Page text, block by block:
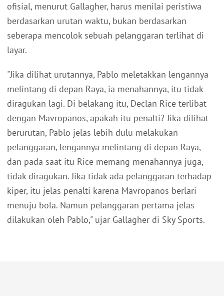
ofisial, menurut Gallagher, harus menilai peristiwa
berdasarkan urutan waktu, bukan berdasarkan
seberapa mencolok sebuah pelanggaran terlihat di
layar.
"Jika dilihat urutannya, Pablo meletakkan lengannya
melintang di depan Raya, ia menahannya, itu tidak
diragukan lagi. Di belakang itu, Declan Rice terlibat
dengan Mavropanos, apakah itu penalti? Jika dilihat
berurutan, Pablo jelas lebih dulu melakukan
pelanggaran, lengannya melintang di depan Raya,
dan pada saat itu Rice memang menahannya juga,
tidak diragukan. Jika tidak ada pelanggaran terhadap
kiper, itu jelas penalti karena Mavropanos berlari
menuju bola. Namun pelanggaran pertama jelas
dilakukan oleh Pablo," ujar Gallagher di Sky Sports.